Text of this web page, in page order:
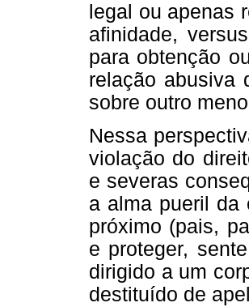
legal ou apenas
afinidade,
para obtenção
relação abusiva
sobre outro
Nessa
violação do
e severas
a alma pueril da
próximo (pais,
e proteger,
dirigido a um
destituído de